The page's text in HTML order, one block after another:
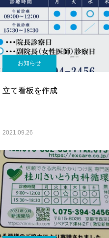
お知らせ
立て看板を作成
2021.09.26